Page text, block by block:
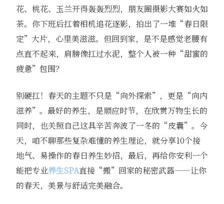
花、桃花、玉兰开得轰轰烈烈，朋友圈摄影大赛如火如
荼。你下班后扛着相机追花逐影，拍出了一堆“春日限
定”大片，心里美滋滋。但回到家，是不是感觉老腰有
点直不起来，肩膀像扛过水泥，整个人被一种“甜蜜的
疲惫”包围？
别硬扛！春天的主题不只是“向外探索”，更是“向内
滋养”。最好的养生，是顺应时节，在欣赏万物生长的
同时，也关照自己这具辛苦奔波了一冬的“皮囊”。今
天，咱不聊那些复杂难懂的养生理论，就分享10个接
地气、易操作的春日养生妙招，最后，再给你安利一个
能把专业养生SPA直接“搬”回家的秘密武器——让你
的春天，美景与舒适完美融合。